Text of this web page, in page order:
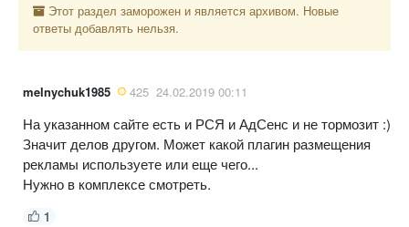
Этот раздел заморожен и является архивом. Новые
ответы добавлять нельзя.
melnychuk1985 425 24.02.2019 00:11
На указанном сайте есть и РСЯ и АдСенс и не тормозит :)
Значит делов другом. Может какой плагин размещения
рекламы используете или еще чего...
Нужно в комплексе смотреть.
1